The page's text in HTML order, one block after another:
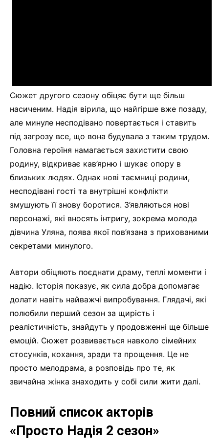
Сюжет другого сезону обіцяє бути ще більш
насиченим. Надія вірила, що найгірше вже позаду,
але минуле несподівано повертається і ставить
під загрозу все, що вона будувала з таким трудом.
Головна героїня намагається захистити свою
родину, відкриває кав’ярню і шукає опору в
близьких людях. Однак нові таємниці родини,
несподівані гості та внутрішні конфлікти
змушують її знову боротися. З’являються нові
персонажі, які вносять інтригу, зокрема молода
дівчина Уляна, поява якої пов’язана з прихованими
секретами минулого.
Автори обіцяють поєднати драму, теплі моменти і
надію. Історія показує, як сила добра допомагає
долати навіть найважчі випробування. Глядачі, які
полюбили перший сезон за щирість і
реалістичність, знайдуть у продовженні ще більше
емоцій. Сюжет розвивається навколо сімейних
стосунків, кохання, зради та прощення. Це не
просто мелодрама, а розповідь про те, як
звичайна жінка знаходить у собі сили жити далі.
Повний список акторів
«Просто Надія 2 сезон»